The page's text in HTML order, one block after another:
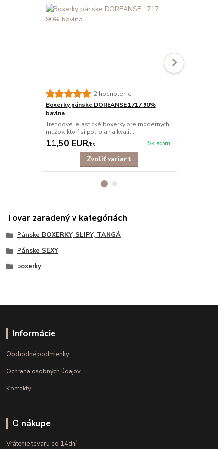
2 hodnotenie
Boxerky pánske DOREANSE 1717 90%
bavlna
Trendové, elastické boxerky pre moderných
mužov, ktorí si potrpia na kvalit...
11,50 EUR/ks Skladom
Zvoliť variant
Tovar zaradený v kategóriách
Pánske BOXERKY, SLIPY, TANGÁ
Pánske SEXY
boxerky
Informácie
Obchodné podmienky
Ochrana osobných údajov
Kontakty
O nákupe
Vrátenie tovaru do 14dní